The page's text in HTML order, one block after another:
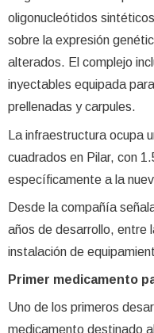
oligonucleótidos
sobre la expresión
alterados. El complejo
inyectables equipada
prellenadas y carpules.
La infraestructura ocupa
cuadrados en Pilar, con
específicamente a la
Desde la compañía
años de desarrollo, entre
instalación de
Primer medicamento
Uno de los primeros
medicamento destinado